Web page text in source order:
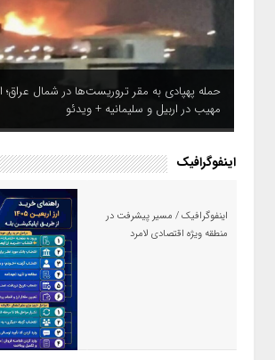
حمله پهپادی به مقر تروریست‌ها در شمال عراق؛
مهیب در اربیل و سلیمانیه + ویدئو
اینفوگرافیک
اینفوگرافیک / مسیر پیشرفت در
منطقه ویژه اقتصادی لامرد